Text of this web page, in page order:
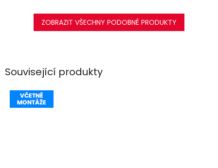
Související produkty
ZOBRAZIT VŠECHNY PODOBNÉ PRODUKTY